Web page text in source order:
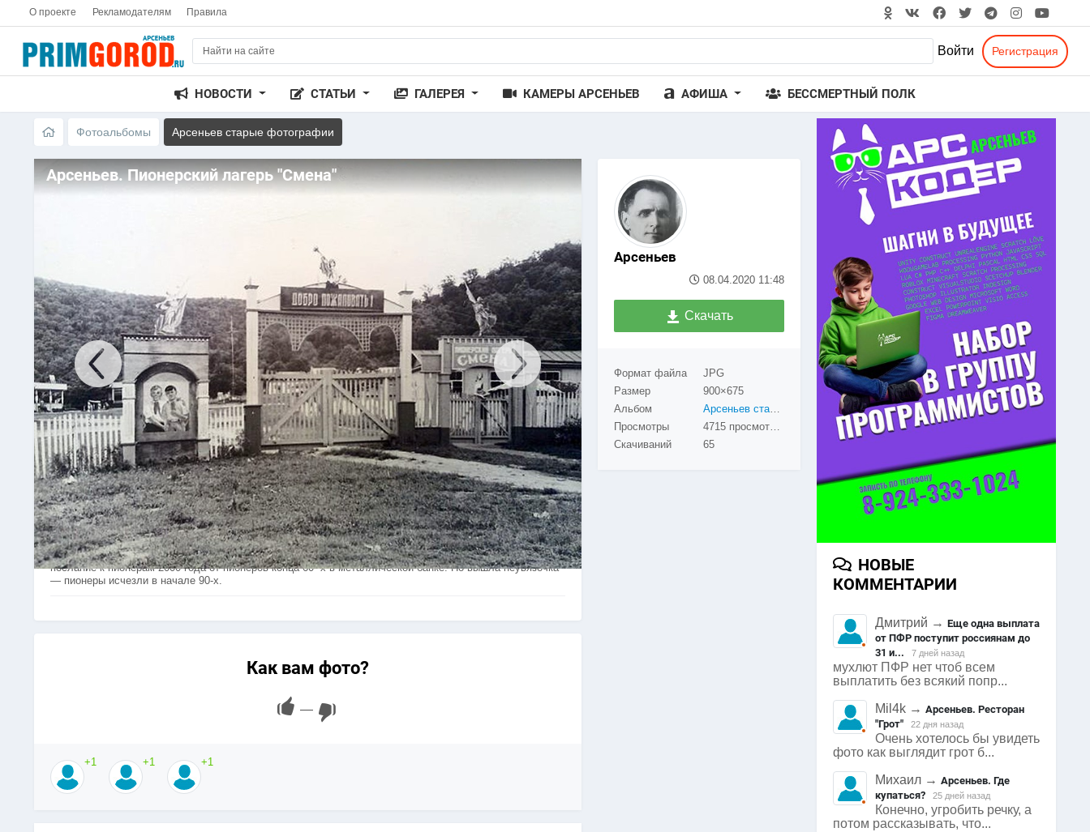
О проекте Рекламодателям Правила
Войти Регистрация
НОВОСТИ СТАТЬИ ГАЛЕРЕЯ КАМЕРЫ АРСЕНЬЕВ АФИША БЕССМЕРТНЫЙ ПОЛК
Фотоальбомы Арсеньев старые фотографии
Арсеньев. Пионерский лагерь "Смена"
Арсеньев. Пионерский лагерь «Смена». Фото начала 1970-х годов. Около флагштока, закопано
послание к пионерам 2000 года от пионеров конца 60- х в металлической банке. Но вышла неувязочка
— пионеры исчезли в начале 90-х.
Как вам фото?
—
+1 +1 +1
Арсеньев
08.04.2020 11:48
Скачать
Формат файла
JPG
Размер
900×675
Альбом
Арсеньев старые фотографии
Просмотры
4715 просмотров
Скачиваний
65
НОВЫЕ
КОММЕНТАРИИ
Дмитрий →Еще одна выплата
от ПФР поступит россиянам до
31 и...
7 дней назад
мухлют ПФР нет чтоб всем
выплатить без всякий попр...
Mil4k →Арсеньев. Ресторан
"Грот"
22 дня назад
Очень хотелось бы увидеть
фото как выглядит грот б...
Михаил →Арсеньев. Где
купаться?
25 дней назад
Конечно, угробить речку, а
потом рассказывать, что...